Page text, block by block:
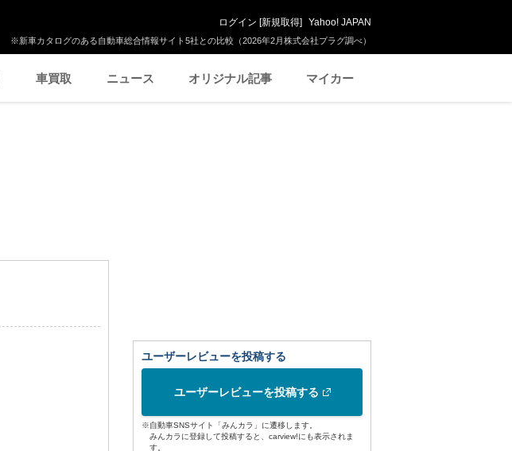
※新車カタログのある自動車総合情報サイト5社との比較（2026年2月株式会社プラグ調べ）
ログイン [新規取得] Yahoo! JAPAN
車買取 ニュース オリジナル記事 マイカー
ユーザーレビューを投稿する
ユーザーレビューを投稿する
※自動車SNSサイト「みんカラ」に遷移します。
みんカラに登録して投稿すると、carview!にも表示されま
す。